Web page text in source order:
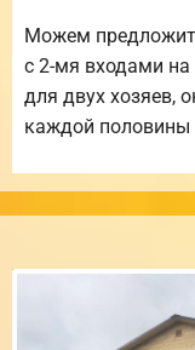
Можем
с 2-мя входами
для двух хозяев,
каждой половины